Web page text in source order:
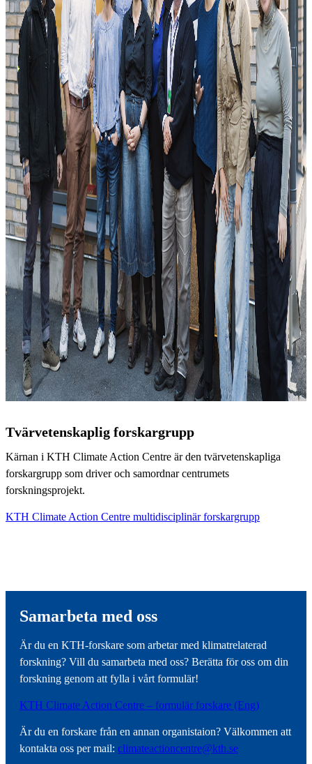
Tvärvetenskaplig forskargrupp
Kärnan i KTH Climate Action Centre är den tvärvetenskapliga
forskargrupp som driver och samordnar centrumets
forskningsprojekt.
KTH Climate Action Centre multidisciplinär forskargrupp
Samarbeta med oss
Är du en KTH-forskare som arbetar med klimatrelaterad
forskning? Vill du samarbeta med oss? Berätta för oss om din
forskning genom att fylla i vårt formulär!
KTH Climate Action Centre – formulär forskare (Eng)
Är du en forskare från en annan organistaion? Välkommen att
kontakta oss per mail: climateactioncentre@kth.se